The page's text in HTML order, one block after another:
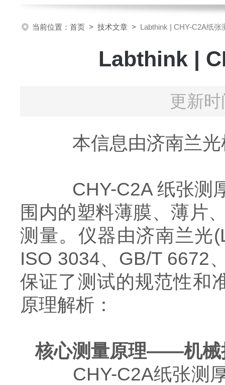
当前位置： 首页 > 技术文章 > Labthink | CHY-C2A纸
Labthink |
更新
本信息由济南兰光
CHY-C2A 纸张测厚
围内的塑料薄膜、薄片
测量。仪器由济南兰光
ISO 3034、GB/T 6672
保证了测试的规范性和
原理解析：
核心测量原理——机械
CHY-C2A纸张测厚